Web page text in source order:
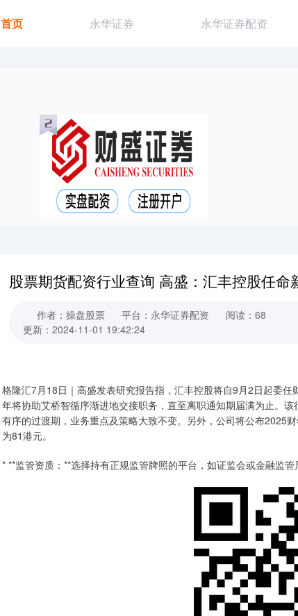
首页 永华证券 永华证券配资
股票期货配资行业查询 高盛：汇丰控股任
作者：操盘股票 平台：永华证券配资
阅读：68
更新：2024-11-01 19:42:24
格隆汇7月18日｜高盛发表研究报告指，汇丰控股将自9月2日起委
年将协助艾桥智循序渐进地交接职务，直至离职通知期届满为止。
有序的过渡期，业务重点及策略大致不变。另外，公司将公布2025
为81港元。
* **监管资质：**选择持有正规监管牌照的平台，如证监会或金融监管